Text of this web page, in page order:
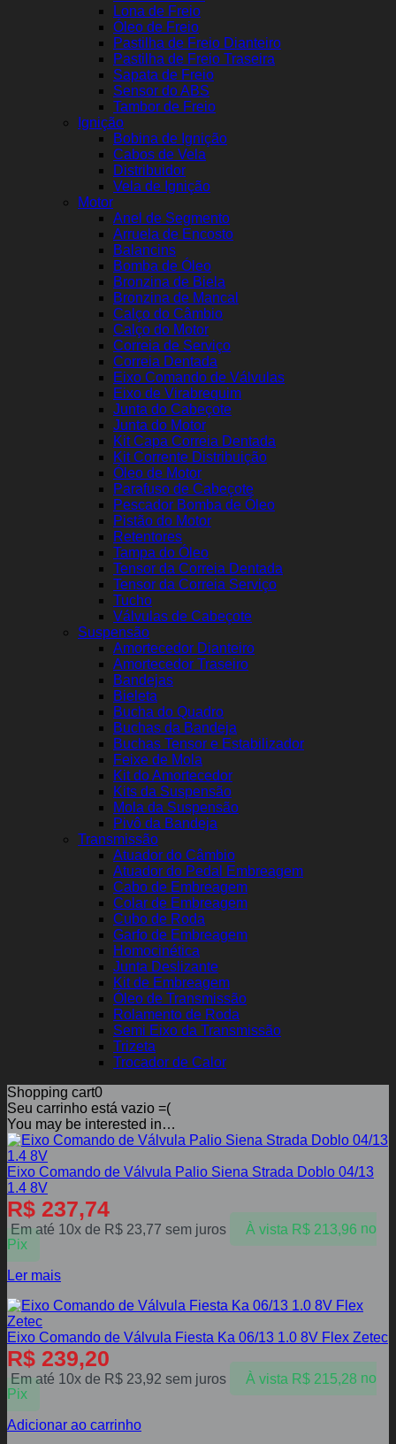
Lona de Freio
Óleo de Freio
Pastilha de Freio Dianteiro
Pastilha de Freio Traseira
Sapata de Freio
Sensor do ABS
Tambor de Freio
Ignição
Bobina de Ignição
Cabos de Vela
Distribuidor
Vela de Ignição
Motor
Anel de Segmento
Arruela de Encosto
Balancins
Bomba de Óleo
Bronzina de Biela
Bronzina de Mancal
Calço do Câmbio
Calço do Motor
Correia de Serviço
Correia Dentada
Eixo Comando de Válvulas
Eixo de Virabrequim
Junta do Cabeçote
Junta do Motor
Kit Capa Correia Dentada
Kit Corrente Distribuição
Óleo de Motor
Parafuso de Cabeçote
Pescador Bomba de Óleo
Pistão do Motor
Retentores
Tampa do Óleo
Tensor da Correia Dentada
Tensor da Correia Serviço
Tucho
Válvulas de Cabeçote
Suspensão
Amortecedor Dianteiro
Amortecedor Traseiro
Bandejas
Bieleta
Bucha do Quadro
Buchas da Bandeja
Buchas Tensor e Estabilizador
Feixe de Mola
Kit do Amortecedor
Kits da Suspensão
Mola da Suspensão
Pivô da Bandeja
Transmissão
Atuador do Câmbio
Atuador do Pedal Embreagem
Cabo de Embreagem
Colar de Embreagem
Cubo de Roda
Garfo de Embreagem
Homocinética
Junta Deslizante
Kit de Embreagem
Óleo de Transmissão
Rolamento de Roda
Semi Eixo da Transmissão
Trizeta
Trocador de Calor
Shopping cart0
Seu carrinho está vazio =(
You may be interested in…
Eixo Comando de Válvula Palio Siena Strada Doblo 04/13
1.4 8V
R$ 237,74
Em até 10x de R$ 23,77 sem juros À vista R$213,96 no
Pix
Ler mais
Eixo Comando de Válvula Fiesta Ka 06/13 1.0 8V Flex Zetec
R$ 239,20
Em até 10x de R$ 23,92 sem juros À vista R$215,28 no
Pix
Adicionar ao carrinho